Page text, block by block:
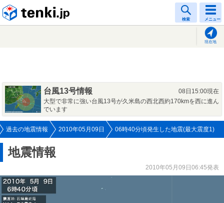
検索 メニュー
現在地
台風13号情報
08日15:00現在
大型で非常に強い台風13号が久米島の西北西約170kmを西に進ん
でいます
過去の地震情報 2010年05月09日 06時40分頃発生した地震(最大震度1)
地震情報
2010年05月09日06:45発表